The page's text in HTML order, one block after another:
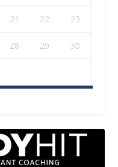
21 22 23
28 29 30